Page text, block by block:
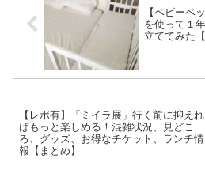
【ベビーベ
を使って１
立ててみた
【レポ有】「ミイラ展」行く前に抑えれ
ばもっと楽しめる！混雑状況、見どこ
ろ、グッズ、お得なチケット、ランチ情
報【まとめ】